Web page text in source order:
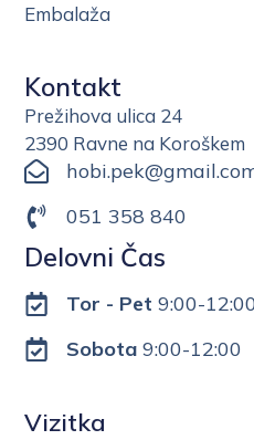
Embalaža
Kontakt
Prežihova ulica 24
2390 Ravne na Koroškem
051 358 840
Delovni Čas
Tor - Pet 9:00-
Sobota9:00-12:00
Vizitka